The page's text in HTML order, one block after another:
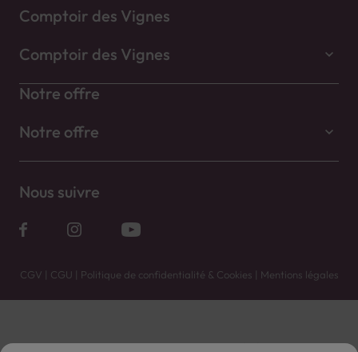
Comptoir des Vignes
Comptoir des Vignes
Notre offre
Notre offre
Nous suivre
CGV | CGU | Politique de confidentialité & Cookies | Mentions légales
Vente uniquement en caves. Contactez votre caviste pour plus de renseignements.